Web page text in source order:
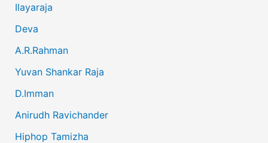
Ilayaraja
Deva
A.R.Rahman
Yuvan Shankar Raja
D.Imman
Anirudh Ravichander
Hiphop Tamizha